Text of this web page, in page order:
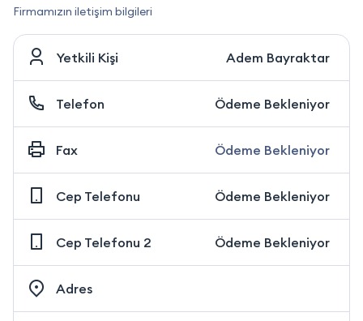
Firmamızın iletişim bilgileri
Yetkili Kişi Adem Bayraktar
Telefon Ödeme Bekleniyor
Fax Ödeme Bekleniyor
Cep Telefonu Ödeme Bekleniyor
Cep Telefonu 2 Ödeme Bekleniyor
Adres